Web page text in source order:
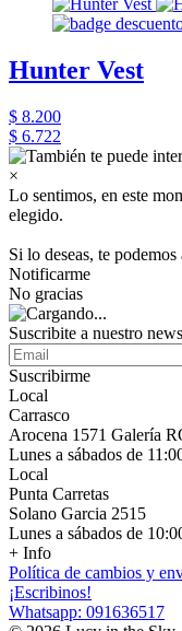
Hunter Vest
$ 8.200
$ 6.722
×
Lo sentimos, en este
elegido.
Si lo deseas, te
Notificarme
No gracias
Suscribite a nuestro
Suscribirme
Local
Carrasco
Arocena 1571 Galería
Lunes a sábados de
Local
Punta Carretas
Solano Garcia 2515
Lunes a sábados de
+ Info
Política de cambios y
¡Escribinos!
Whatsapp: 091636517